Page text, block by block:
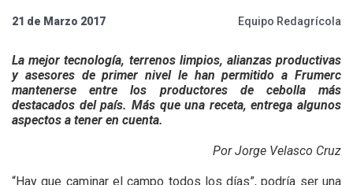
21 de Marzo 2017 Equipo Redagrícola
La mejor tecnología, terrenos limpios, alianzas productivas
y asesores de primer nivel le han permitido a Frumerc
mantenerse entre los productores de cebolla más
destacados del país. Más que una receta, entrega algunos
aspectos a tener en cuenta.
Por Jorge Velasco Cruz
“Hay que caminar el campo todos los días”, podría ser una